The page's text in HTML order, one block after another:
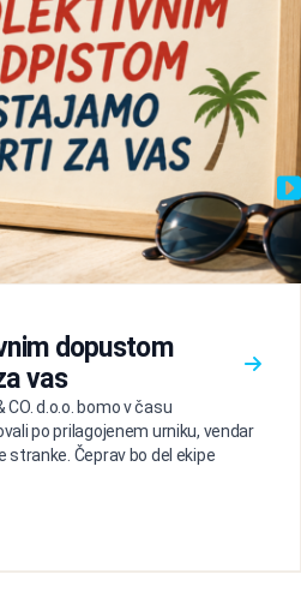
dopustom
vas
CO. d.o.o. bomo v času
po prilagojenem urniku, vendar
Čeprav bo del ekipe